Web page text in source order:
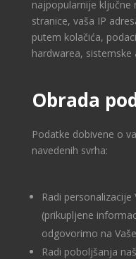
najpopularnije ključne
stranice, vaša IP
putem kolačića,
hardwarea,
Obrada
Podatke dobivene o
navedenih svrha:
Radi
(prikupljene
odgovorimo na
Radi poboljšanja